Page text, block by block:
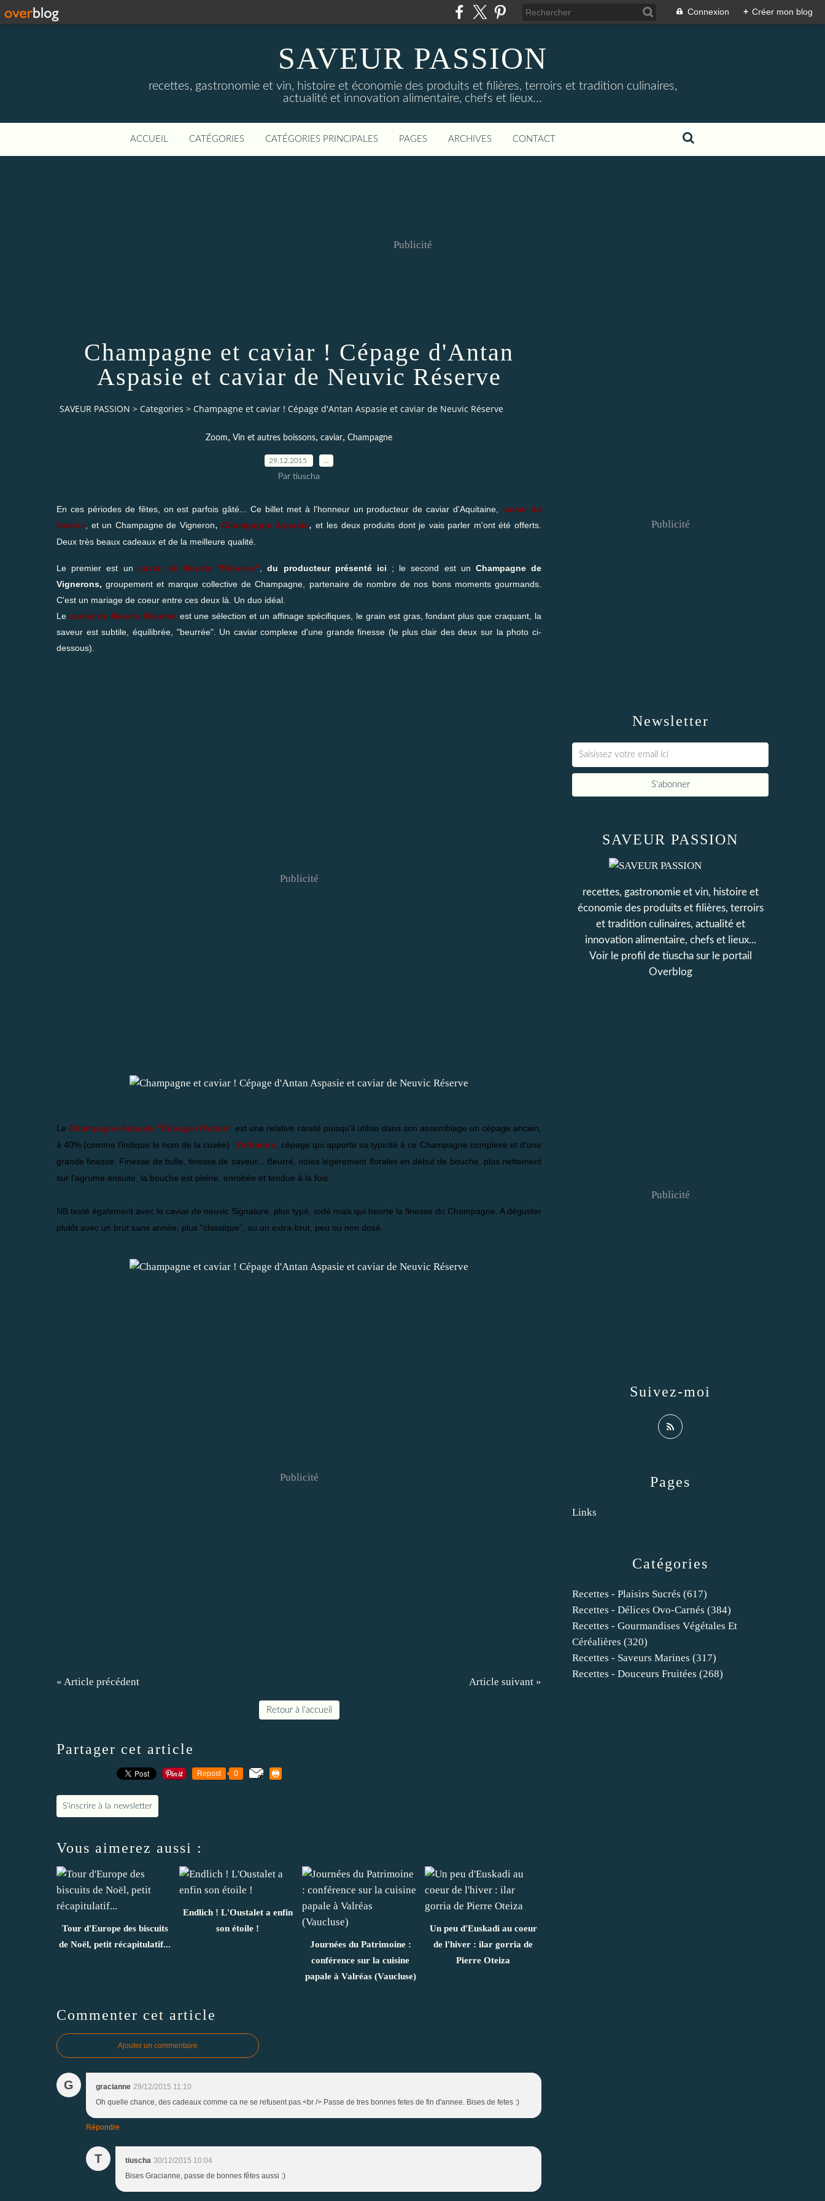
Connexion + Créer mon blog
SAVEUR PASSION
recettes, gastronomie et vin, histoire et économie des produits et filières, terroirs et tradition culinaires,
actualité et innovation alimentaire, chefs et lieux...
ACCUEIL CATÉGORIES CATÉGORIES PRINCIPALES PAGES ARCHIVES CONTACT
Publicité
Champagne et caviar ! Cépage d'Antan
Aspasie et caviar de Neuvic Réserve
SAVEUR PASSION > Categories > Champagne et caviar ! Cépage d'Antan Aspasie et caviar de Neuvic Réserve
Zoom, Vin et autres boissons, caviar, Champagne
29.12.2015
Par tiuscha
En ces périodes de fêtes, on est parfois gâté... Ce billet met à l'honneur un producteur de caviar d'Aquitaine,caviar de
Neuvic , et un Champagne de Vigneron,Champagne Aspasie,et les deux produits dont je vais parler m'ont été offerts.
Deux très beaux cadeaux et de la meilleure qualité.
Le premier est un caviar de Neuvic "Réserve" ,du producteur présenté ici ; le second est un Champagne de
Vignerons,groupement et marque collective de Champagne, partenaire de nombre de nos bons moments gourmands.
C'est un mariage de coeur entre ces deux là. Un duo idéal.
Le caviar de Neuvic Réserveest une sélection et un affinage spécifiques, le grain est gras, fondant plus que craquant, la
saveur est subtile, équilibrée, "beurrée". Un caviar complexe d'une grande finesse (le plus clair des deux sur la photo ci-
dessous).
Publicité
LeChampagne Aspasie "Cépage d'Antan" est une relative rareté puisqu'il utilise dans son assemblage un cépage ancien,
à 40% (comme l'indique le nom de la cuvée) : l'arbanne , cépage qui apporte sa typicité à ce Champagne complexe et d'une
grande finesse. Finesse de bulle, finesse de saveur... Beurré, notes légèrement florales en début de bouche, plus nettement
sur l'agrume ensuite, la bouche est pleine, enrobée et tendue à la fois.
NB testé également avec le caviar de neuvic Signature, plus typé, iodé mais qui heurte la finesse du Champagne. A déguster
plutôt avec un brut sans année, plus "classique", ou un extra-brut, peu ou non dosé.
Publicité
« Article précédent Article suivant »
Retour à l'accueil
Partager cet article
Repost 0
S'inscrire à la newsletter
Vous aimerez aussi :
Tour d'Europe des biscuits
de Noël, petit récapitulatif...
Endlich ! L'Oustalet a enfin
son étoile !
Journées du Patrimoine :
conférence sur la cuisine
papale à Valréas (Vaucluse)
Un peu d'Euskadi au coeur
de l'hiver : ilar gorria de
Pierre Oteiza
Commenter cet article
Ajouter un commentaire
G gracianne 29/12/2015 11:10
Oh quelle chance, des cadeaux comme ca ne se refusent pas.<br /> Passe de tres bonnes fetes de fin d'annee. Bises de fetes :)
Répondre
T tiuscha 30/12/2015 10:04
Bises Gracianne, passe de bonnes fêtes aussi :)
Newsletter
Publicité
Catégories
Recettes - Plaisirs Sucrés (617)
Recettes - Délices Ovo-Carnés (384)
Recettes - Gourmandises Végétales Et
Céréalières (320)
Recettes - Saveurs Marines (317)
Recettes - Douceurs Fruitées (268)
Pages
Links
SAVEUR PASSION
recettes, gastronomie et vin, histoire et
économie des produits et filières, terroirs
et tradition culinaires, actualité et
innovation alimentaire, chefs et lieux...
Voir le profil de tiuschasur le portail
Overblog
Suivez-moi
Publicité